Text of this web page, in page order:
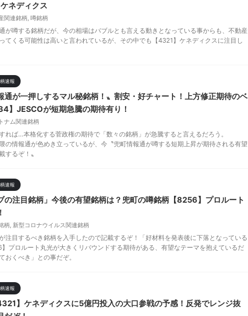
ネディクス
関連銘柄, 噂銘柄
が噂する銘柄だが、今の相場はバブルとも言える動きとなっている事からも、不動産
てくる可能性は高いと言われているが、その中でも【4321】ケネディクスに注目し
速報
通が一押しするマル秘銘柄！〟割安・好チャート！上方修正期待のベ
】JESCOが短期急騰の期待有り！
ナム関連銘柄
れば…本格化する菅政権の期待で「数々の銘柄」が急騰すると言えるだろう。
の情報通が色めき立っているが、今〝兜町情報通が噂する短期上昇が期待される有望
するぞ！〟
速報
の注目銘柄」今後の有望銘柄は？兜町の噂銘柄【8256】プロルート
柄, 新型コロナウイルス関連銘柄
注目するべき銘柄を入手したので記載するぞ！「好材料を発表後に下落となっている
プロルート丸光が大きくリバウンドする期待がある、有望なテーマを抱えているだ
おくべき」との事だぞ。
速報
】ケネディクスに5億円投入の大口参戦の予感！反発でレンジ抜